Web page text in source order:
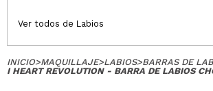
Ver todos de Labios
INICIO>MAQUILLAJE>LABIOS>BARRAS DE
I HEART REVOLUTION - BARRA DE LABIOS